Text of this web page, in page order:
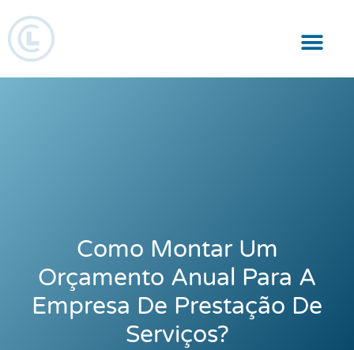
Como Montar Um
Orçamento Anual Para A
Empresa De Prestação De
Serviços?